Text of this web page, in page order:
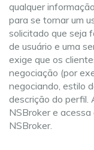
qualquer
para se tornar um
solicitado que seja
de usuário e uma
exige que os
negociação (por
negociando, estilo
descrição do perfil.
NSBroker e
NSBroker.